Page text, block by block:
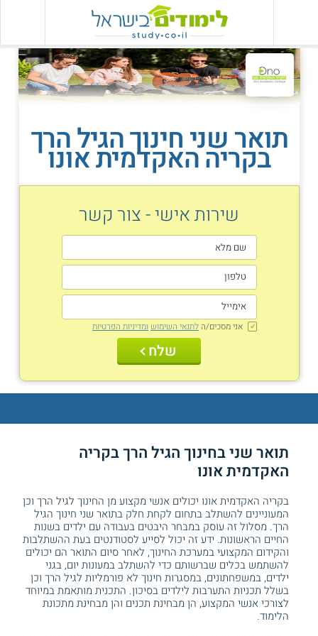
תואר שני חינוך הגיל הרך
בקריה האקדמית אונו
שירות אישי - צור קשר
אני מסכים/ה לתנאי השימוש ומדיניות הפרטיות
שלח
תואר שני בחינוך הגיל הרך בקריה
האקדמית אונו
בקריה האקדמית אונו יכולים אנשי מקצוע מן החינוך לגיל הרך וכן
המעוניינים להשתלב בתחום לקחת חלק בתואר שני חינוך הגיל
הרך. מסלול זה עוסק במבחר היבטים בעבודה עם ילדים בשנות
החיים הראשונות. ידע זה יכול לסייע לסטודנטים בעת ההשתלבות
והקידום המקצועי במערכת החינוך, לאחר סיום התואר הם יכולים
להשתמש בכלים שברשותם כדי להשתלב במעונות יום, בגני
ילדים, במשפחתונים, במסגרות חינוך לא פורמליות לגיל הרך וכן
בשלל תכניות התערבות לילדים בסיכון. התכנית מותאמת במיוחד
לצורכי אנשי המקצוע, הן מבחינת תכנים והן מבחינת מתכונת
הלימוד.